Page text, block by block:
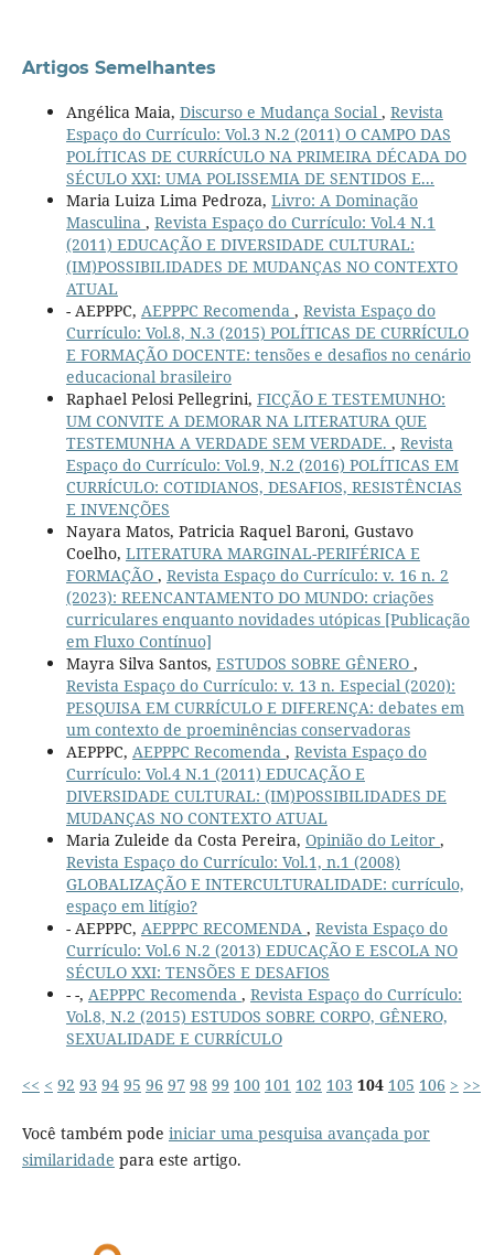
Artigos Semelhantes
Angélica Maia, Discurso e Mudança Social , Revista
Espaço do Currículo: Vol.3 N.2 (2011) O CAMPO DAS
POLÍTICAS DE CURRÍCULO NA PRIMEIRA DÉCADA DO
SÉCULO XXI: UMA POLISSEMIA DE SENTIDOS E...
Maria Luiza Lima Pedroza, Livro: A Dominação
Masculina , Revista Espaço do Currículo: Vol.4 N.1
(2011) EDUCAÇÃO E DIVERSIDADE CULTURAL:
(IM)POSSIBILIDADES DE MUDANÇAS NO CONTEXTO
ATUAL
- AEPPPC, AEPPPC Recomenda , Revista Espaço do
Currículo: Vol.8, N.3 (2015) POLÍTICAS DE CURRÍCULO
E FORMAÇÃO DOCENTE: tensões e desafios no cenário
educacional brasileiro
Raphael Pelosi Pellegrini, FICÇÃO E TESTEMUNHO:
UM CONVITE A DEMORAR NA LITERATURA QUE
TESTEMUNHA A VERDADE SEM VERDADE. , Revista
Espaço do Currículo: Vol.9, N.2 (2016) POLÍTICAS EM
CURRÍCULO: COTIDIANOS, DESAFIOS, RESISTÊNCIAS
E INVENÇÕES
Nayara Matos, Patricia Raquel Baroni, Gustavo
Coelho, LITERATURA MARGINAL-PERIFÉRICA E
FORMAÇÃO , Revista Espaço do Currículo: v. 16 n. 2
(2023): REENCANTAMENTO DO MUNDO: criações
curriculares enquanto novidades utópicas [Publicação
em Fluxo Contínuo]
Mayra Silva Santos, ESTUDOS SOBRE GÊNERO ,
Revista Espaço do Currículo: v. 13 n. Especial (2020):
PESQUISA EM CURRÍCULO E DIFERENÇA: debates em
um contexto de proeminências conservadoras
AEPPPC, AEPPPC Recomenda , Revista Espaço do
Currículo: Vol.4 N.1 (2011) EDUCAÇÃO E
DIVERSIDADE CULTURAL: (IM)POSSIBILIDADES DE
MUDANÇAS NO CONTEXTO ATUAL
Maria Zuleide da Costa Pereira, Opinião do Leitor ,
Revista Espaço do Currículo: Vol.1, n.1 (2008)
GLOBALIZAÇÃO E INTERCULTURALIDADE: currículo,
espaço em litígio?
- AEPPPC, AEPPPC RECOMENDA , Revista Espaço do
Currículo: Vol.6 N.2 (2013) EDUCAÇÃO E ESCOLA NO
SÉCULO XXI: TENSÕES E DESAFIOS
- -, AEPPPC Recomenda , Revista Espaço do Currículo:
Vol.8, N.2 (2015) ESTUDOS SOBRE CORPO, GÊNERO,
SEXUALIDADE E CURRÍCULO
<< < 92 93 94 95 96 97 98 99 100 101 102 103 104 105 106 > >>
Você também pode iniciar uma pesquisa avançada por
similaridade para este artigo.